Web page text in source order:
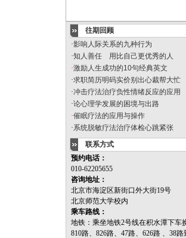
往期回顾
·影响人际关系的九种行为
·知人善任 用比自己更优秀的人
·激励人生成功的10句经典英文
·求职简历明码实价别出心裁帮大忙
·冲击疗法治疗负性情绪反应的应用
·论心理学发展的困境与出路
·催眠疗法的应用与操作
·系统脱敏疗法治疗体检心跳紧张
联系方式
预约电话：
010-62205655
咨询地址：
北京市海淀区新街口外大街19号
北京师范大学校内
乘车路线：
地铁：乘坐地铁2号线在积水潭下车
810路、826路、47路、626路 、38路